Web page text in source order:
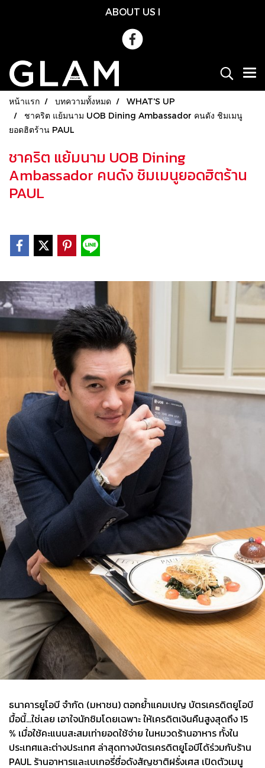
ABOUT US l
หน้าแรก บทความทั้งหมด
WHAT'S UP
ชาคริต แย้มนาม UOB Dining Ambassador คนดัง ชิมเมนู
ยอดฮิตร้าน PAUL
ชาคริต แย้มนาม UOB Dining
Ambassador คนดัง ชิมเมนูยอดฮิตร้าน
PAUL
ธนาคารยูโอบี จำกัด (มหาชน) ตอกย้ำแคมเปญ บัตรเครดิตยูโอบี
มื้อนี้...ใช่เลย เอาใจนักชิมโดยเฉพาะ ให้เครดิตเงินคืนสูงสุดถึง 15
% เมื่อใช้คะแนนสะสมเท่ายอดใช้จ่าย ในหมวดร้านอาหาร ทั้งใน
ประเทศและต่างประเทศ ล่าสุดทางบัตรเครดิตยูโอบีได้ร่วมกับร้าน
PAUL ร้านอาหารและเบเกอรี่ชื่อดังสัญชาติฝรั่งเศส เปิดตัวเมนู